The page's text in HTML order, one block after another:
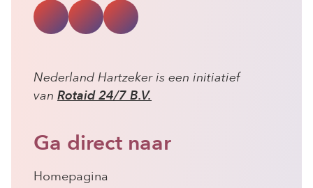
Nederland Hartzeker is een initiatief
van Rotaid 24/7 B.V.
Ga direct naar
Homepagina